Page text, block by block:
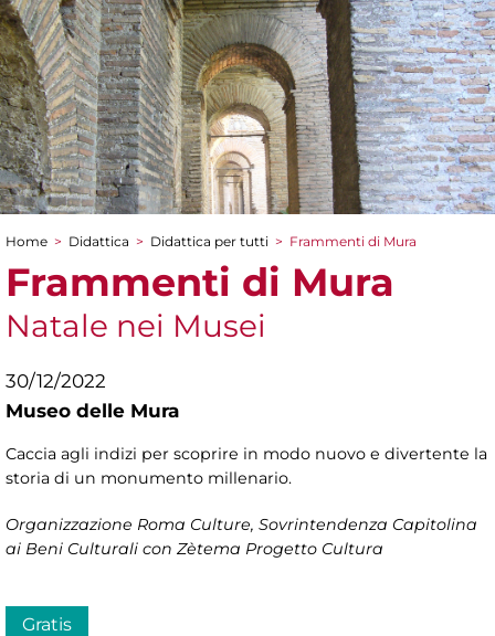
Tu sei qui
Home > Didattica > Didattica per tutti > Frammenti di Mura
Frammenti di Mura
Natale nei Musei
30/12/2022
Museo delle Mura
Caccia agli indizi per scoprire in modo nuovo e divertente la
storia di un monumento millenario.
Organizzazione Roma Culture, Sovrintendenza Capitolina
ai Beni Culturali con Zètema Progetto Cultura
Gratis